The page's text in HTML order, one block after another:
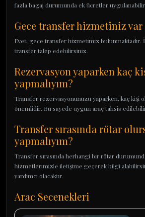
fazla bagaj durumunda ek ücretler
Gece transfer hizmetiniz var
Evet, gece transfer hizmetimiz bulunmaktadır.
transfer talep edebilirsiniz.
Rezervasyon yaparken kaç
yapmalıyım?
Transfer rezervasyonunuzu yaparken, kaç kişi
önemlidir. Bu sayede uygun araç tahsis
Transfer sırasında rötar
yapmalıyım?
Transfer sırasında herhangi bir rötar
hizmetlerimizle iletişime geçerek bilgi
yardımcı olacaktır.
Arac Secenekleri